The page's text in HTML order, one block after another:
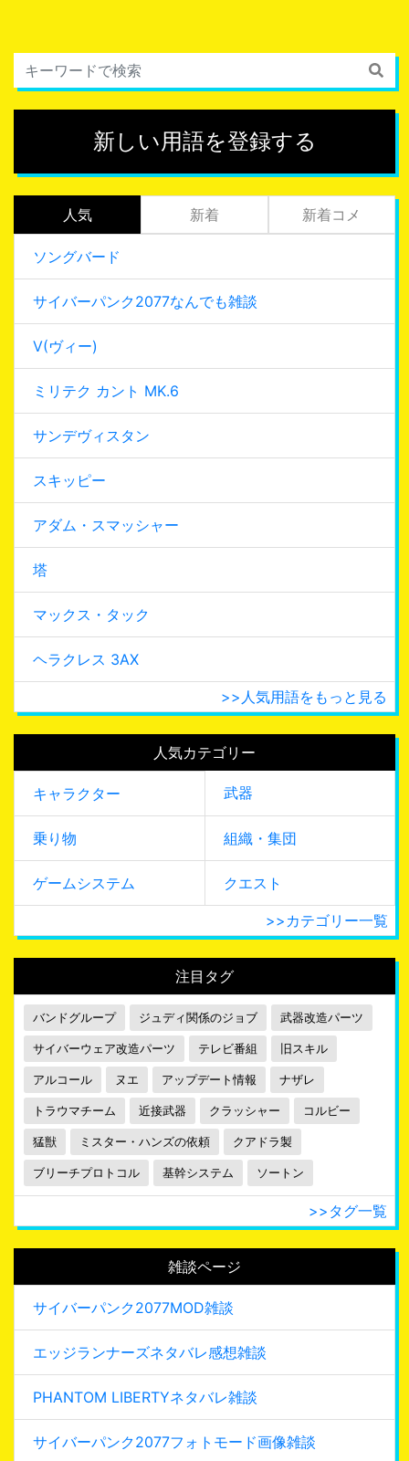
新しい用語を登録する
人気 新着 新着コメ
ソングバード
サイバーパンク2077なんでも雑談
V(ヴィー)
ミリテク カント MK.6
サンデヴィスタン
スキッピー
アダム・スマッシャー
塔
マックス・タック
ヘラクレス 3AX
>>人気用語をもっと見る
人気カテゴリー
キャラクター 武器
乗り物 組織・集団
ゲームシステム クエスト
>>カテゴリー一覧
注目タグ
バンドグループ ジュディ関係のジョブ 武器改造パーツ
サイバーウェア改造パーツ テレビ番組 旧スキル
アルコール ヌエ アップデート情報 ナザレ
トラウマチーム 近接武器 クラッシャー コルビー
猛獣 ミスター・ハンズの依頼 クアドラ製
ブリーチプロトコル 基幹システム ソートン
>>タグ一覧
雑談ページ
サイバーパンク2077MOD雑談
エッジランナーズネタバレ感想雑談
PHANTOM LIBERTYネタバレ雑談
サイバーパンク2077フォトモード画像雑談